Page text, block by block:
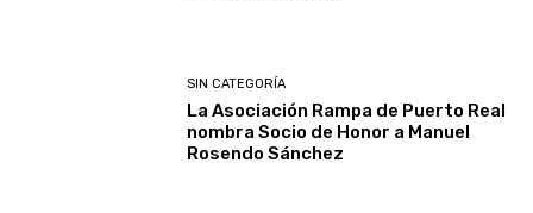
SIN CATEGORÍA
La Asociación Rampa de Puerto Real
nombra Socio de Honor a Manuel
Rosendo Sánchez